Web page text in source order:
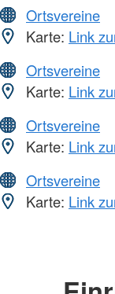
Ortsvereine
Karte: Link
Ortsvereine
Karte: Link
Ortsvereine
Karte: Link
Ortsvereine
Karte: Link